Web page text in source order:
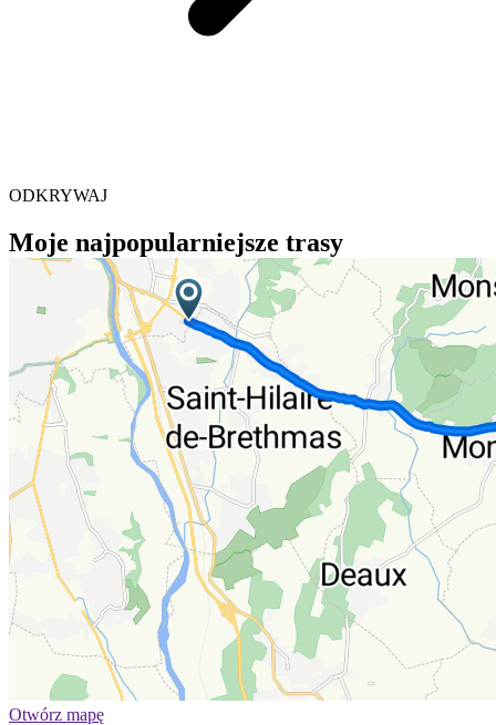
ODKRYWAJ
Moje najpopularniejsze trasy
Otwórz mapę